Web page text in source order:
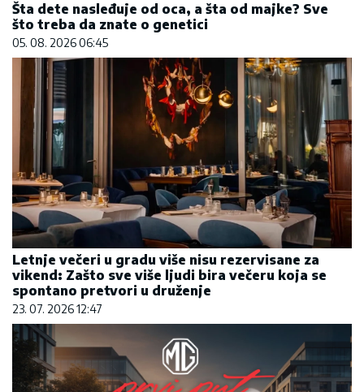
Šta dete nasleđuje od oca, a šta od majke? Sve
što treba da znate o genetici
05. 08. 2026 06:45
Letnje večeri u gradu više nisu rezervisane za
vikend: Zašto sve više ljudi bira večeru koja se
spontano pretvori u druženje
23. 07. 2026 12:47